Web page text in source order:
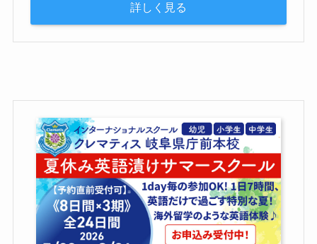
詳しく見る